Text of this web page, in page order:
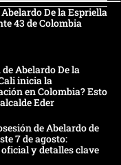
De la Espriella
43 de Colombia
Abelardo De la
inicia la
en Colombia? Esto
Eder
de Abelardo de
7 de agosto:
y detalles clave